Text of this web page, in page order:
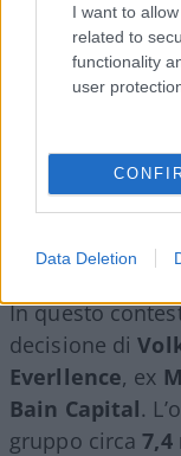
I want to
related to
functionality
user
Data Deletion
europee e il
propria
marchio Scout.
La
rafforzare
In questo
decisione di
Everllence, ex
Bain Capital.
gruppo circa